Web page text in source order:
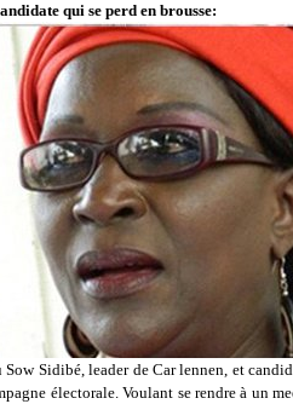
qui se perd en brousse:
Sow Sidibé, leader de Car lennen, et
électorale. Voulant se rendre à un